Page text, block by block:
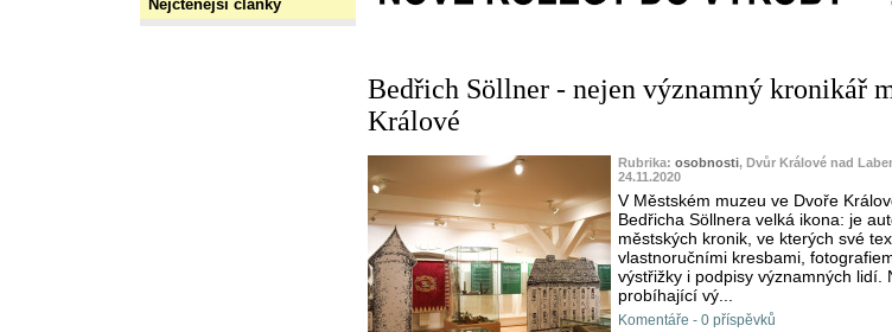
Nejčtenější články
Bedřich Söllner - nejen významný kronikář
Králové
Rubrika: osobnosti, Dvůr Králové nad
24.11.2020
V Městském muzeu ve Dvoře
Bedřicha Söllnera velká ikona: je
městských kronik, ve kterých své
vlastnoručními kresbami,
výstřižky i podpisy významných lidí.
probíhající vý...
Komentáře - 0 příspěvků